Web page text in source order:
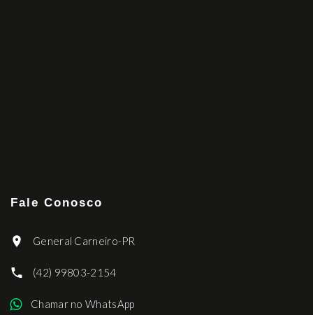
Fale Conosco
General Carneiro-PR
(42) 99803-2154
Chamar no WhatsApp